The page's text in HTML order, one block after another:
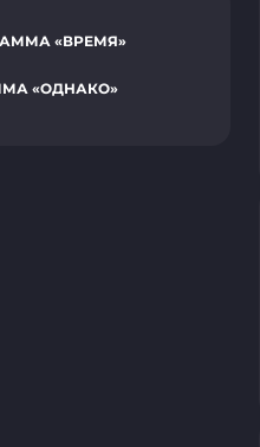
«ВРЕМЯ»
«ОДНАКО»